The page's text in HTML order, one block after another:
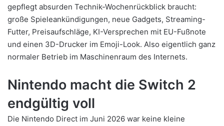
gepflegt absurden Technik-Wochenrückblick braucht:
große Spieleankündigungen, neue Gadgets, Streaming-
Futter, Preisaufschläge, KI-Versprechen mit EU-Fußnote
und einen 3D-Drucker im Emoji-Look. Also eigentlich ganz
normaler Betrieb im Maschinenraum des Internets.
Nintendo macht die Switch 2
endgültig voll
Die Nintendo Direct im Juni 2026 war keine kleine